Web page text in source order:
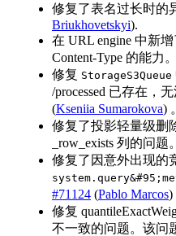
修复了表名过长时的
Briukhovetskyi).
在 URL engine 中新
Content-Type 的能力。
修复 StorageS3Queue
/processed 已存在，
(Kseniia Sumarokova) 。
修复了投影轻量级删
_row_exists 列的问题。
修复了因意外出现的
#71124 (Pablo Marcos)
修复
不一致的问题。该问